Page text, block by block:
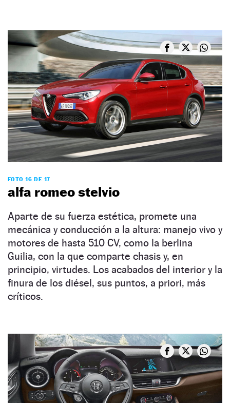
FOTO 16 DE 17
alfa romeo stelvio
Aparte de su fuerza estética, promete una
mecánica y conducción a la altura: manejo vivo y
motores de hasta 510 CV, como la berlina
Guilia, con la que comparte chasis y, en
principio, virtudes. Los acabados del interior y la
finura de los diésel, sus puntos, a priori, más
críticos.